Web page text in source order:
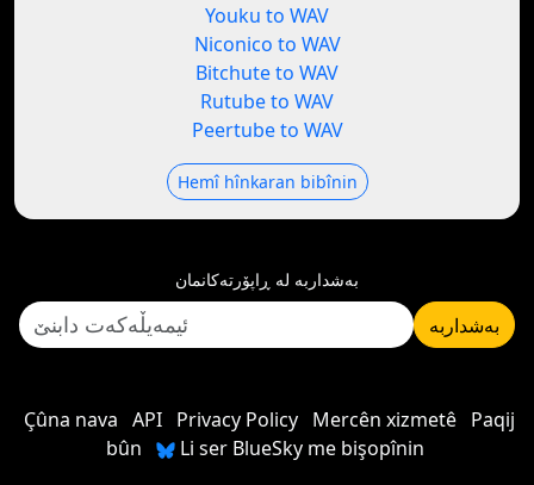
Youku to WAV
Niconico to WAV
Bitchute to WAV
Rutube to WAV
Peertube to WAV
Hemî hînkaran bibînin
بەشداربە لە ڕاپۆرتەکانمان
بەشداربە
Çûna nava API Privacy Policy Mercên xizmetê Paqij
bûn
Li ser BlueSky me bişopînin